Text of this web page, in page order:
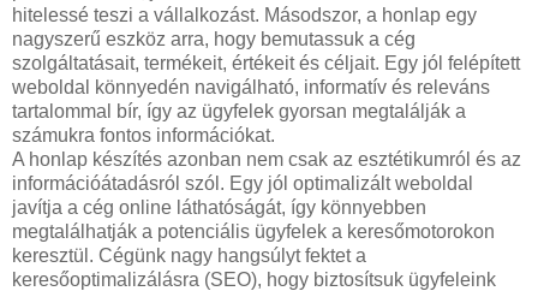
hitelessé teszi a vállalkozást. Másodszor, a honlap egy
nagyszerű eszköz arra, hogy bemutassuk a cég
szolgáltatásait, termékeit, értékeit és céljait. Egy jól felépített
weboldal könnyedén navigálható, informatív és releváns
tartalommal bír, így az ügyfelek gyorsan megtalálják a
számukra fontos információkat.
A honlap készítés azonban nem csak az esztétikumról és az
információátadásról szól. Egy jól optimalizált weboldal
javítja a cég online láthatóságát, így könnyebben
megtalálhatják a potenciális ügyfelek a keresőmotorokon
keresztül. Cégünk nagy hangsúlyt fektet a
keresőoptimalizálásra (SEO), hogy biztosítsuk ügyfeleink